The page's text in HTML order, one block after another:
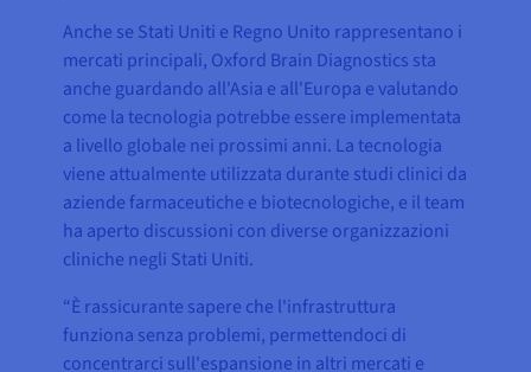
Anche se Stati Uniti e Regno Unito rappresentano i
mercati principali, Oxford Brain Diagnostics sta
anche guardando all'Asia e all'Europa e valutando
come la tecnologia potrebbe essere implementata
a livello globale nei prossimi anni. La tecnologia
viene attualmente utilizzata durante studi clinici da
aziende farmaceutiche e biotecnologiche, e il team
ha aperto discussioni con diverse organizzazioni
cliniche negli Stati Uniti.
“È rassicurante sapere che l'infrastruttura
funziona senza problemi, permettendoci di
concentrarci sull'espansione in altri mercati e